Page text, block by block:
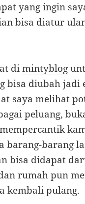
yang ingin
bisa diatur
dimintyblog
bisa diubah jadi
saya melihat
peluang,
barang-barang
bisa didapat
rumah pun
kembali pulang.